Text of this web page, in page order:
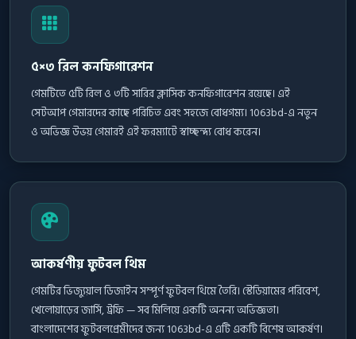
৫×৩ রিল কনফিগারেশন
গেমটিতে ৫টি রিল ও ৩টি সারির ক্লাসিক কনফিগারেশন রয়েছে। এই
সেটআপ গেমারদের কাছে পরিচিত এবং সহজে বোধগম্য। 1063bd-এ নতুন
ও অভিজ্ঞ উভয় গেমারই এই ফরম্যাটে স্বাচ্ছন্দ্য বোধ করেন।
আকর্ষণীয় ফুটবল থিম
গেমটির ভিজ্যুয়াল ডিজাইন সম্পূর্ণ ফুটবল থিমে তৈরি। স্টেডিয়ামের পরিবেশ,
খেলোয়াড়ের জার্সি, ট্রফি — সব মিলিয়ে একটি অনন্য অভিজ্ঞতা।
বাংলাদেশের ফুটবলপ্রেমীদের জন্য 1063bd-এ এটি একটি বিশেষ আকর্ষণ।